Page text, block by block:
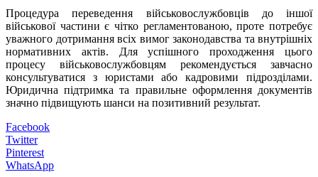
Процедура переведення військовослужбовців до іншої
військової частини є чітко регламентованою, проте потребує
уважного дотримання всіх вимог законодавства та внутрішніх
нормативних актів. Для успішного проходження цього
процесу військовослужбовцям рекомендується завчасно
консультуватися з юристами або кадровими підрозділами.
Юридична підтримка та правильне оформлення документів
значно підвищують шанси на позитивний результат.
Facebook
Twitter
Pinterest
WhatsApp